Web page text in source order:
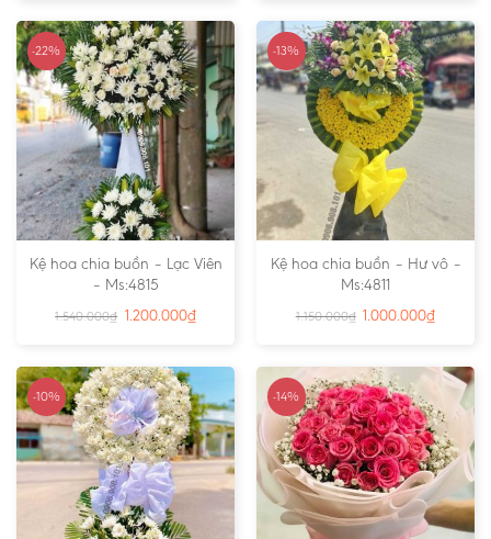
-22%
Kệ hoa chia buồn – Lạc Viên
– Ms:4815
1.540.000₫ 1.200.000₫
-13%
Kệ hoa chia buồn – Hư vô –
Ms:4811
1.150.000₫ 1.000.000₫
-10% -14%